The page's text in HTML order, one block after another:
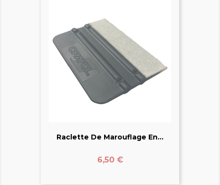
Raclette De Marouflage En...
Prix
6,50 €